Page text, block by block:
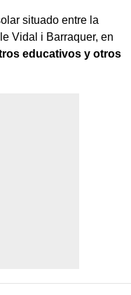
situado entre la
Vidal i Barraquer, en
educativos y otros